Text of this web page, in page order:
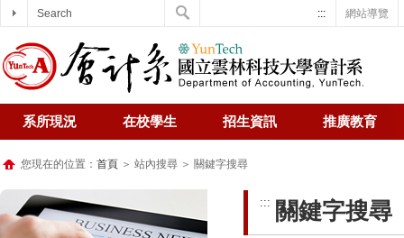
網站導覽
:::
系所現況 在校學生 招生資訊 推廣教育
您現在的位置： 首頁 ＞ 站內搜尋 ＞ 關鍵字搜尋
::: 關鍵字搜尋
Search